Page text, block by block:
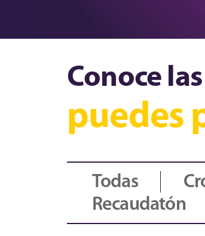
Conoce
puedes
Todas
Recaudatón